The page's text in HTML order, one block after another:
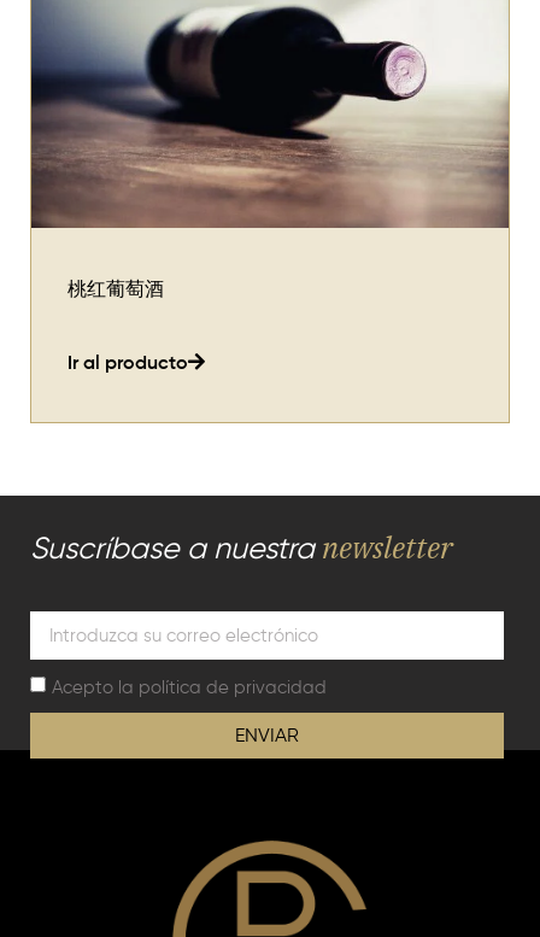
桃红葡萄酒
Ir al producto
Suscríbase a nuestra newsletter
Acepto la política de privacidad
ENVIAR